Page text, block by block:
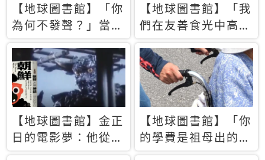
【地球圖書館】「你
為何不發聲？」當情
緒淹沒理智 你以為
的正義成為壓迫他人
的工具
【地球圖書館】「我
們在友善食光中高呼
民主自由，然後被刪
文」一本給Z世代的
末日寶懺《困在社群
平台》
【地球圖書館】金正
日的電影夢：他從南
韓綁來導演和演員，
【地球圖書館】「你
的學費是祖母出的」
當孝順變成情緒勒